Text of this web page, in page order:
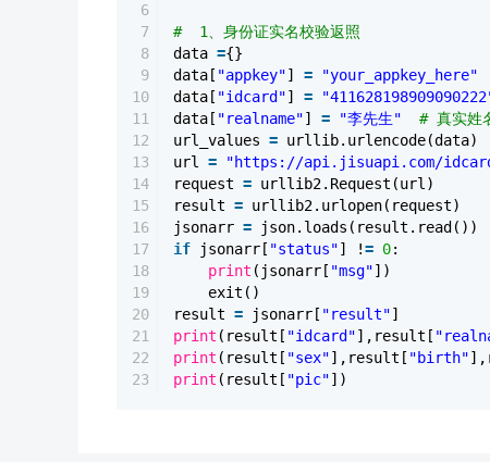
6
7
8
9
10
11
12
13
14
15
16
17
18
19
20
21
22
23
# 1、身份证实名校验返照
data ={}
data[ "appkey"] =
"your_appkey_here"
data[ "idcard"] =
data[ "realname"] = "李先生"
# 真实
url_values = urllib.urlencode(data)
url = "https://api.jisuapi.com/
request = urllib2.Request(url)
result = urllib2.urlopen(request)
jsonarr =
json.loads(result.read())
if
jsonarr[ "status"] != 0:
print (jsonarr[ "msg"])
exit()
result = jsonarr[ "result"]
print (result[ "idcard"],result[
print (result[ "sex"],result[ "birth"
print (result[ "pic"])